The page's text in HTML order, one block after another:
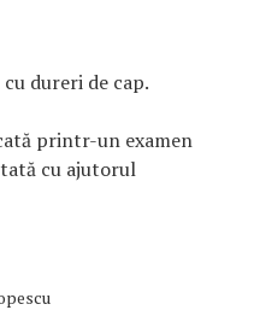
dureri de cap.
printr-un examen
cu ajutorul